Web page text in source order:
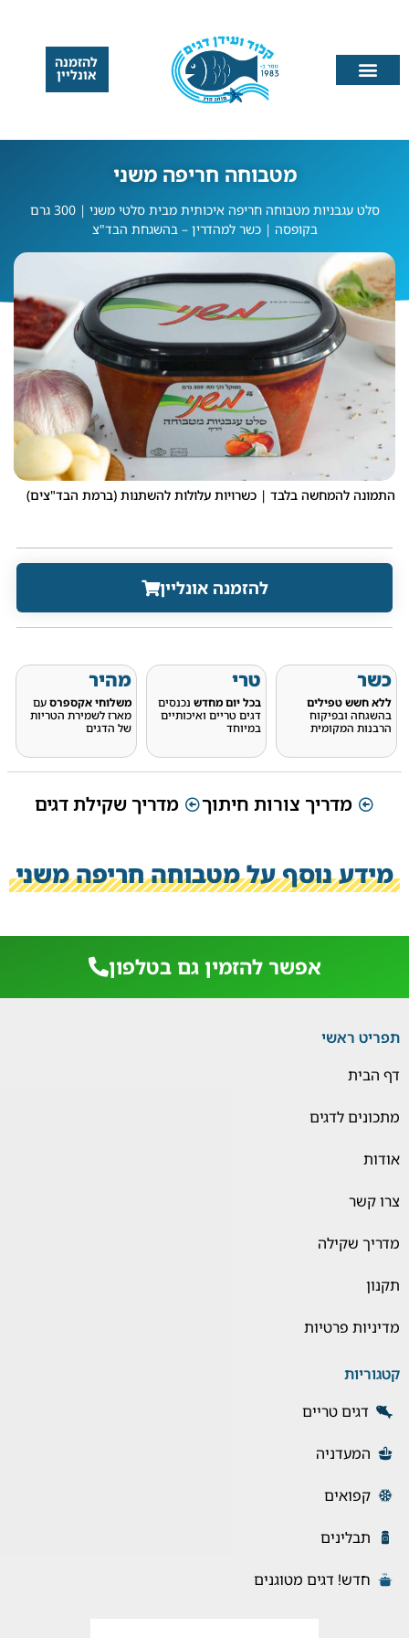
להזמנה
אונליין
מטבוחה חריפה משני
סלט עגבניות מטבוחה חריפה איכותית מבית סלטי משני | 300 גרם
בקופסה | כשר למהדרין – בהשגחת הבד"צ
התמונה להמחשה בלבד | כשרויות עלולות להשתנות (ברמת הבד"צים)
להזמנה אונליין
כשר
ללא חשש טפילים
בהשגחה ובפיקוח
הרבנות המקומית
טרי
בכל יום מחדשנכנסים
דגים טריים ואיכותיים
במיוחד
מהיר
משלוחי אקספרסעם
מארז לשמירת הטריות
של הדגים
מדריך צורות חיתוך מדריך שקילת דגים
מידע נוסף על מטבוחה חריפה משני
אפשר להזמין גם בטלפון
תפריט ראשי
דף הבית
מתכונים לדגים
אודות
צרו קשר
מדריך שקילה
תקנון
מדיניות פרטיות
קטגוריות
דגים טריים
המעדניה
קפואים
תבלינים
חדש! דגים מטוגנים